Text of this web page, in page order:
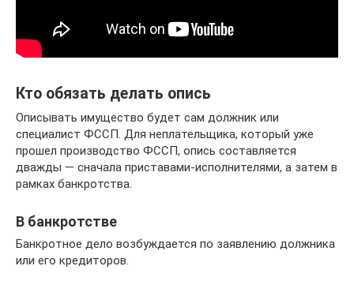
Кто обязать делать опись
Описывать имущество будет сам должник или
специалист ФССП. Для неплательщика, который уже
прошел производство ФССП, опись составляется
дважды — сначала приставами-исполнителями, а затем в
рамках банкротства.
В банкротстве
Банкротное дело возбуждается по заявлению должника
или его кредиторов.